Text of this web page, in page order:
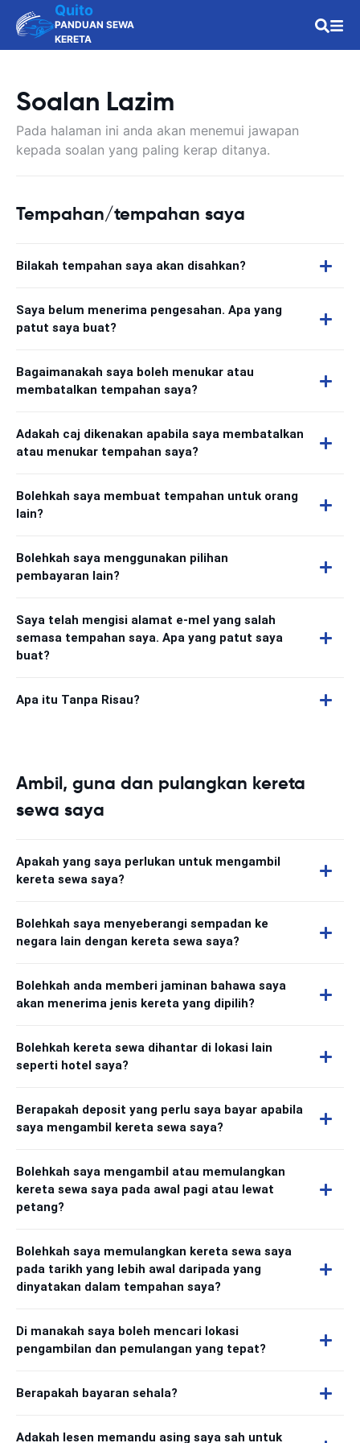
Quito
PANDUAN SEWA
KERETA
Soalan Lazim
Pada halaman ini anda akan menemui jawapan
kepada soalan yang paling kerap ditanya.
Tempahan/tempahan saya
Bilakah tempahan saya akan disahkan?
Saya belum menerima pengesahan. Apa yang
patut saya buat?
Bagaimanakah saya boleh menukar atau
membatalkan tempahan saya?
Adakah caj dikenakan apabila saya membatalkan
atau menukar tempahan saya?
Bolehkah saya membuat tempahan untuk orang
lain?
Bolehkah saya menggunakan pilihan
pembayaran lain?
Saya telah mengisi alamat e-mel yang salah
semasa tempahan saya. Apa yang patut saya
buat?
Apa itu Tanpa Risau?
Ambil, guna dan pulangkan kereta
sewa saya
Apakah yang saya perlukan untuk mengambil
kereta sewa saya?
Bolehkah saya menyeberangi sempadan ke
negara lain dengan kereta sewa saya?
Bolehkah anda memberi jaminan bahawa saya
akan menerima jenis kereta yang dipilih?
Bolehkah kereta sewa dihantar di lokasi lain
seperti hotel saya?
Berapakah deposit yang perlu saya bayar apabila
saya mengambil kereta sewa saya?
Bolehkah saya mengambil atau memulangkan
kereta sewa saya pada awal pagi atau lewat
petang?
Bolehkah saya memulangkan kereta sewa saya
pada tarikh yang lebih awal daripada yang
dinyatakan dalam tempahan saya?
Di manakah saya boleh mencari lokasi
pengambilan dan pemulangan yang tepat?
Berapakah bayaran sehala?
Adakah lesen memandu asing saya sah untuk